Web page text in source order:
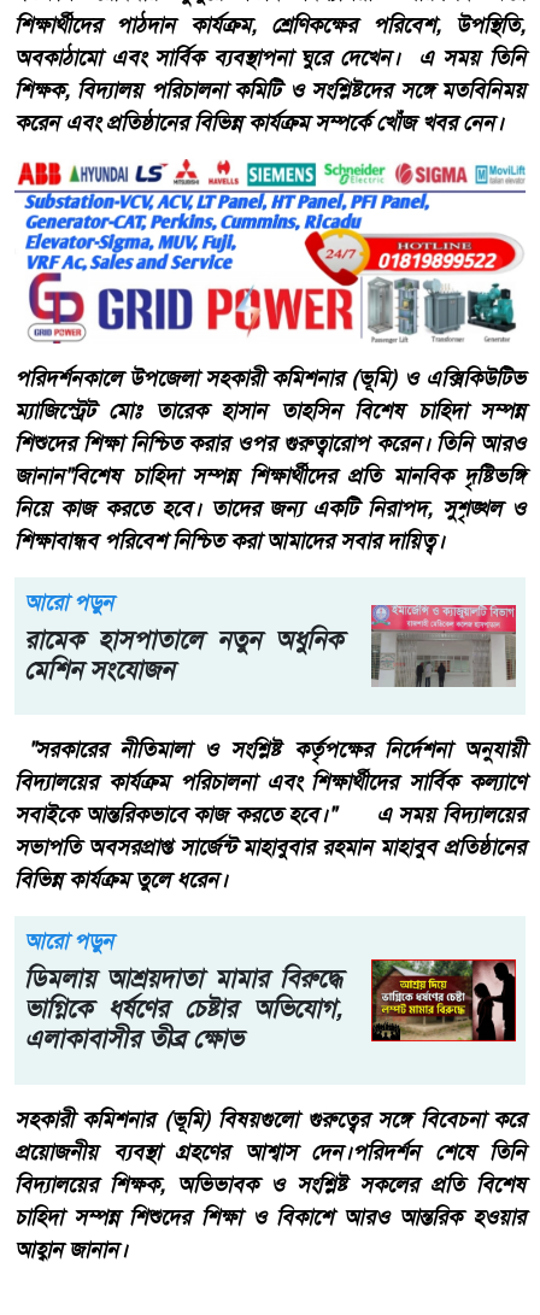
শিক্ষার্থীদের পাঠদান কার্যক্রম, শ্রেণিকক্ষের পরিবেশ, উপস্থিতি,
অবকাঠামো এবং সার্বিক ব্যবস্থাপনা ঘুরে দেখেন। এ সময় তিনি
শিক্ষক, বিদ্যালয় পরিচালনা কমিটি ও সংশ্লিষ্টদের সঙ্গে মতবিনিময়
করেন এবং প্রতিষ্ঠানের বিভিন্ন কার্যক্রম সম্পর্কে খোঁজ খবর নেন।
পরিদর্শনকালে উপজেলা সহকারী কমিশনার (ভূমি) ও এক্সিকিউটিভ
ম্যাজিস্ট্রেট মোঃ তারেক হাসান তাহসিন বিশেষ চাহিদা সম্পন্ন
শিশুদের শিক্ষা নিশ্চিত করার ওপর গুরুত্বারোপ করেন। তিনি আরও
জানান"বিশেষ চাহিদা সম্পন্ন শিক্ষার্থীদের প্রতি মানবিক দৃষ্টিভঙ্গি
নিয়ে কাজ করতে হবে। তাদের জন্য একটি নিরাপদ, সুশৃঙ্খল ও
শিক্ষাবান্ধব পরিবেশ নিশ্চিত করা আমাদের সবার দায়িত্ব।
আরো পড়ুন
রামেক হাসপাতালে নতুন অধুনিক
মেশিন সংযোজন
"সরকারের নীতিমালা ও সংশ্লিষ্ট কর্তৃপক্ষের নির্দেশনা অনুযায়ী
বিদ্যালয়ের কার্যক্রম পরিচালনা এবং শিক্ষার্থীদের সার্বিক কল্যাণে
সবাইকে আন্তরিকভাবে কাজ করতে হবে।" এ সময় বিদ্যালয়ের
সভাপতি অবসরপ্রাপ্ত সার্জেন্ট মাহাবুবার রহমান মাহাবুব প্রতিষ্ঠানের
বিভিন্ন কার্যক্রম তুলে ধরেন।
আরো পড়ুন
​ডিমলায় আশ্রয়দাতা মামার বিরুদ্ধে
ভাগ্নিকে ধর্ষণের চেষ্টার অভিযোগ,
এলাকাবাসীর তীব্র ক্ষোভ
সহকারী কমিশনার (ভূমি) বিষয়গুলো গুরুত্বের সঙ্গে বিবেচনা করে
প্রয়োজনীয় ব্যবস্থা গ্রহণের আশ্বাস দেন।পরিদর্শন শেষে তিনি
বিদ্যালয়ের শিক্ষক, অভিভাবক ও সংশ্লিষ্ট সকলের প্রতি বিশেষ
চাহিদা সম্পন্ন শিশুদের শিক্ষা ও বিকাশে আরও আন্তরিক হওয়ার
আহ্বান জানান।